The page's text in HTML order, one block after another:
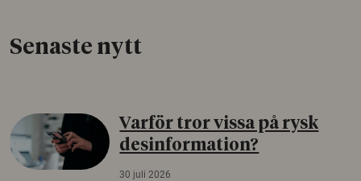
Senaste nytt
Varför tror vissa på rysk
desinformation?
30 juli 2026